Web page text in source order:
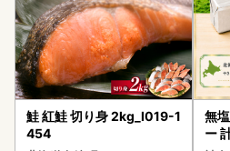
鮭 紅鮭 切り身 2kg_I019-1
454
無
ー